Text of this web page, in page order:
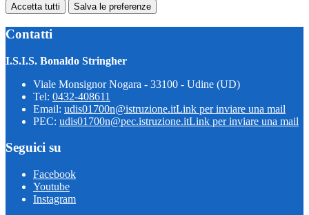
Accetta tutti Salva le preferenze
Contatti
I.S.I.S. Bonaldo Stringher
Viale Monsignor Nogara - 33100 - Udine (UD)
Tel: 0432-408611
Email: udis01700n@istruzione.itLink per inviare una mail
PEC: udis01700n@pec.istruzione.itLink per inviare una mail
Seguici su
Facebook
Youtube
Instagram